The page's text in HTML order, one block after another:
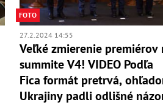
FOTO
27.2.2024 14:55
Veľké zmierenie premiérov
summite V4! VIDEO Podľa
Fica formát pretrvá,
Ukrajiny padli odlišné